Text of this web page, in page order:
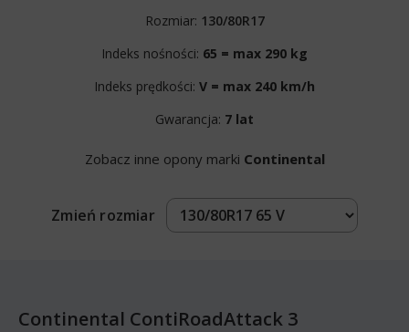
Rozmiar: 130/80R17
Indeks nośności: 65 = max 290 kg
Indeks prędkości: V = max 240 km/h
Gwarancja: 7 lat
Zobacz inne opony marki Continental
Zmień rozmiar
Continental ContiRoadAttack 3